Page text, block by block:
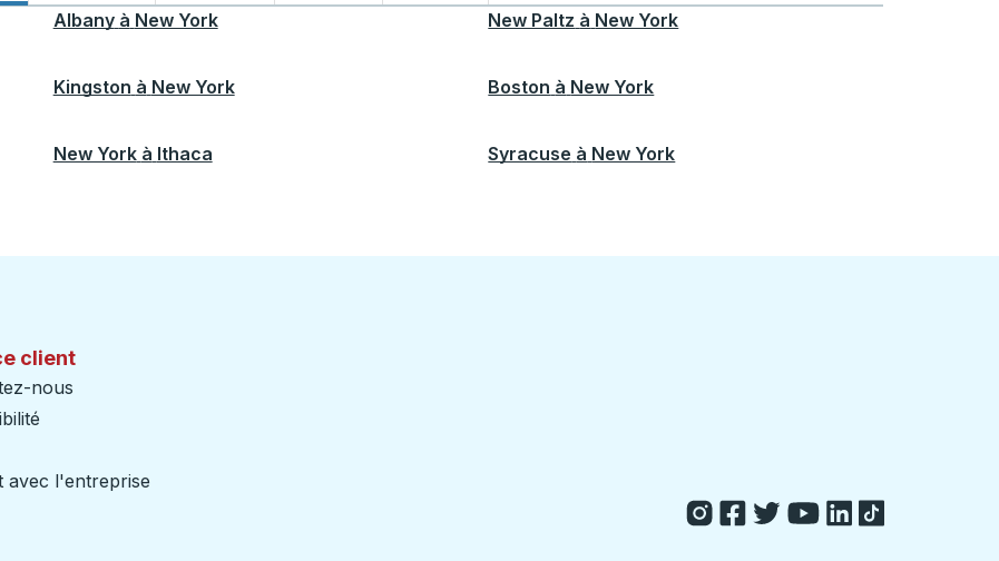
Albany à New York New Paltz à New York
Kingston à New York Boston à New York
New York à Ithaca Syracuse à New York
client
nous
avec l'entreprise